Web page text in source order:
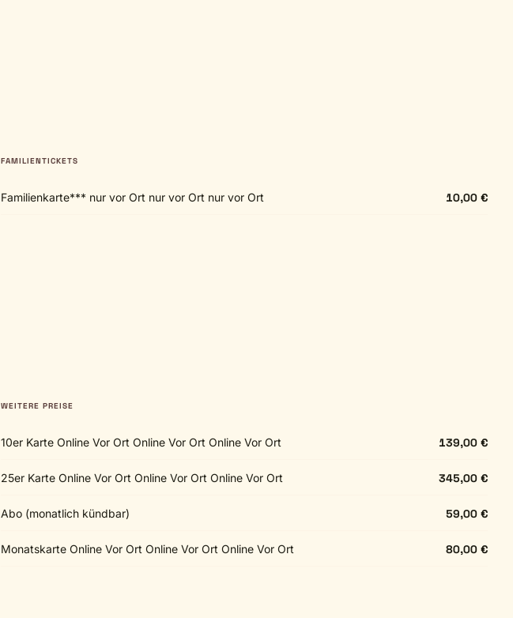
FAMILIENTICKETS
Familienkarte*** nur vor Ort nur vor Ort nur vor Ort 10,00 €
WEITERE PREISE
10er Karte Online Vor Ort Online Vor Ort Online Vor Ort 139,00 €
25er Karte Online Vor Ort Online Vor Ort Online Vor Ort 345,00 €
Abo (monatlich kündbar) 59,00 €
Monatskarte Online Vor Ort Online Vor Ort Online Vor Ort 80,00 €